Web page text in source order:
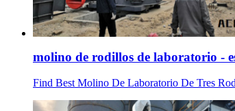
molino de rodillos de laboratorio -
Find Best Molino De Laboratorio De Tres